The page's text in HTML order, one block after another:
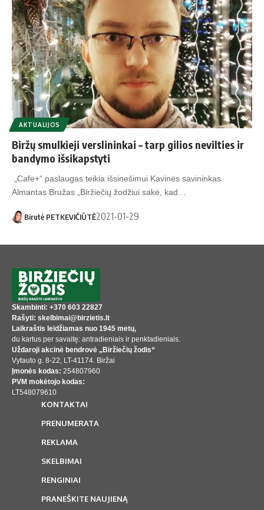
AKTUALIJOS
Biržų smulkieji verslininkai – tarp gilios nevilties ir
bandymo išsikapstyti
„Cafe+“ paslaugas teikia išsinešimui Kavinės savininkas
Almantas Bružas „Biržiečių žodžiui sakė, kad…
Birutė PETKEVIČIŪTĖ2021-01-29
Skambinti: +370 603 22827
Rašyti: skelbimai@birzietis.lt
Laikraštis leidžiamas nuo 1945 metų,
du kartus per savaitę: antradieniais ir penktadieniais.
Uždaroji akcinė bendrovė „Biržiečių žodis“
Vytauto g. 8-22, LT-41174. Biržai
Įmonės kodas: 254807960
PVM mokėtojo kodas:
LT548079610
KONTAKTAI
PRENUMERATA
REKLAMA
SKELBIMAI
RENGINIAI
PRANEŠKITE NAUJIENĄ